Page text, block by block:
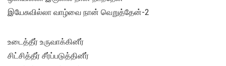
இயேசுவில்லா வாழ்வை நான் வெறுத்தேன்-2
உடைத்தீர் உருவாக்கினீர்
சிட்சித்தீர் சீர்ப்படுத்தினீர்